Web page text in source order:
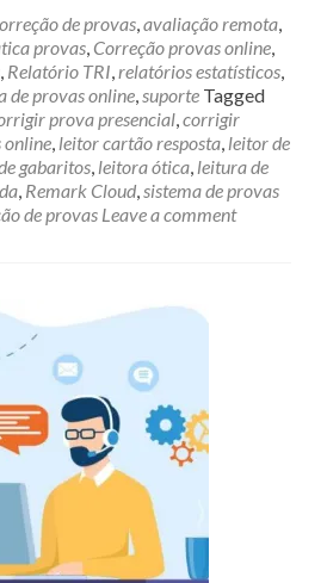
de provas,avaliação remota,
provas, Correção provas online,
, Relatório TRI,relatórios estatísticos,
de provas online,suporte Tagged
prova presencial,corrigir
, leitor cartão resposta, leitor de
gabaritos, leitora ótica, leitura de
, Remark Cloud,sistema de provas
de provas Leave a comment